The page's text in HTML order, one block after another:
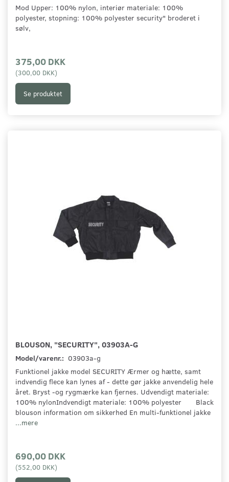
Mod Upper: 100% nylon, interiør materiale: 100%
polyester, stopning: 100% polyester security" broderet i
sølv,
375,00 DKK
(300,00 DKK)
Se produktet
BLOUSON, "SECURITY", 03903A-G
Model/varenr.: 03903a-g
Funktionel jakke model SECURITY Ærmer og hætte, samt
indvendig flece kan lynes af - dette gør jakke anvendelig hele
året. Bryst -og rygmærke kan fjernes. Udvendigt materiale:
100% nylonIndvendigt materiale: 100% polyester Black
blouson information om sikkerhed En multi-funktionel jakke
...mere
690,00 DKK
(552,00 DKK)